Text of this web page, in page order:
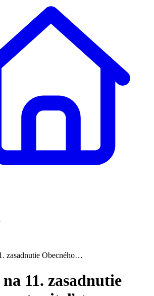
zasadnutie Obecného…
11. zasadnutie